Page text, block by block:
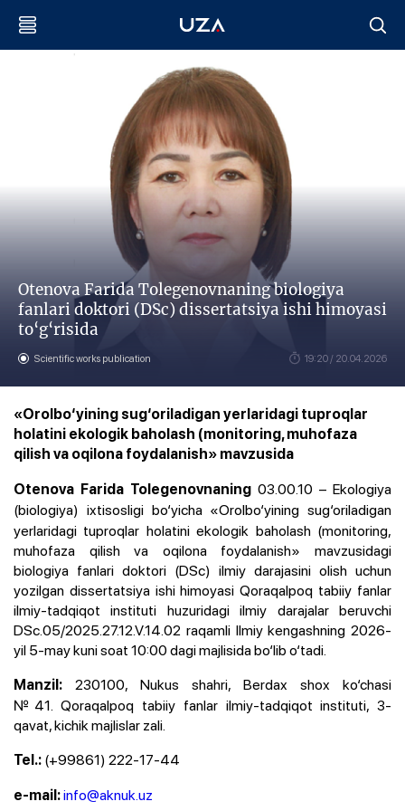
Otenova Farida Tolegenovnaning biologiya
fanlari doktori (DSc) dissertatsiya ishi himoyasi
to‘g‘risida
Scientific works publication 19:20 / 20.04.2026
«Orolbo‘yining sug‘oriladigan yerlaridagi tuproqlar
holatini ekologik baholash (monitoring, muhofaza
qilish va oqilona foydalanish» mavzusida
Otenova Farida Tolegenovnaning 03.00.10 – Ekologiya
(biologiya) ixtisosligi bo‘yicha «Orolbo‘yining sug‘oriladigan
yerlaridagi tuproqlar holatini ekologik baholash (monitoring,
muhofaza qilish va oqilona foydalanish» mavzusidagi
biologiya fanlari doktori (DSc) ilmiy darajasini olish uchun
yozilgan dissertatsiya ishi himoyasi Qoraqalpoq tabiiy fanlar
ilmiy-tadqiqot instituti huzuridagi ilmiy darajalar beruvchi
DSc.05/2025.27.12.V.14.02 raqamli Ilmiy kengashning 2026-
yil 5-may kuni soat 10:00 dagi majlisida bo‘lib o‘tadi.
Manzil: 230100, Nukus shahri, Berdax shox ko‘chasi
№41. Qoraqalpoq tabiiy fanlar ilmiy-tadqiqot instituti, 3-
qavat, kichik majlislar zali.
Tel.: (+99861) 222-17-44
e-mail:info@aknuk.uz